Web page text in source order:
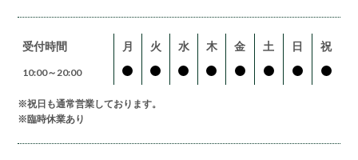
受付時間 月 火 水 木 金 土 日 祝
10:00～20:00
※祝日も通常営業しております。
※臨時休業あり